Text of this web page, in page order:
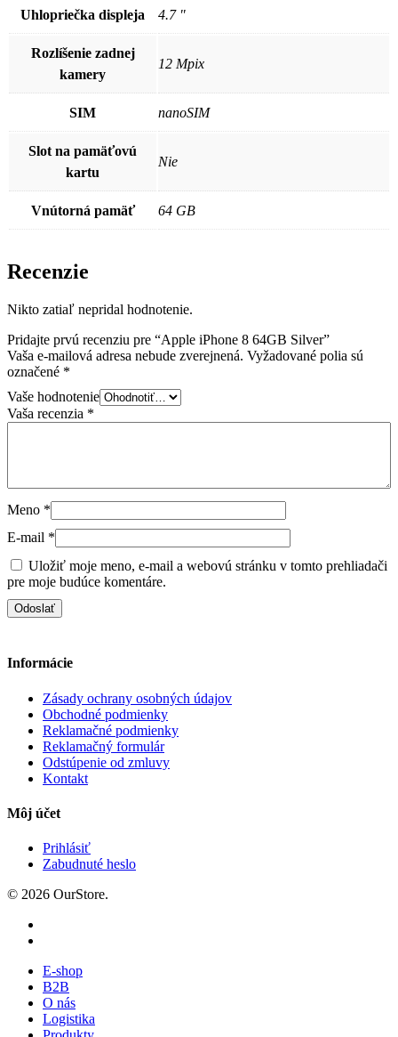
Uhlopriečka displeja 4.7 "
Rozlíšenie zadnej
kamery
12 Mpix
SIM nanoSIM
Slot na pamäťovú
kartu
Nie
Vnútorná pamäť 64 GB
Recenzie
Nikto zatiaľ nepridal hodnotenie.
Pridajte prvú recenziu pre “Apple iPhone 8 64GB Silver”
Vaša e-mailová adresa nebude zverejnená. Vyžadované polia sú
označené *
Vaše hodnotenie
Vaša recenzia *
Meno *
E-mail *
Uložiť moje meno, e-mail a webovú stránku v tomto prehliadači
pre moje budúce komentáre.
Informácie
Zásady ochrany osobných údajov
Obchodné podmienky
Reklamačné podmienky
Reklamačný formulár
Odstúpenie od zmluvy
Kontakt
Môj účet
Prihlásiť
Zabudnuté heslo
© 2026 OurStore.
E-shop
B2B
O nás
Logistika